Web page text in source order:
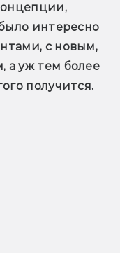
интересно
с новым,
а уж тем более
получится.